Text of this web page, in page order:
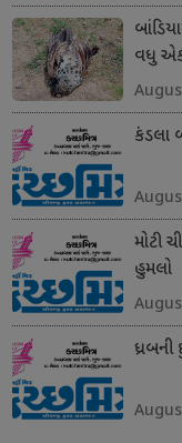
વધુ
કંડલા
મોટી
હુમલો